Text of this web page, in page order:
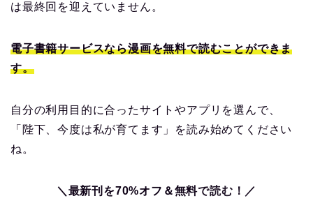
は最終回を迎えていません。
電子書籍サービスなら漫画を無料で読むことができま
す。
自分の利用目的に合ったサイトやアプリを選んで、
「陛下、今度は私が育てます」を読み始めてください
ね。
＼最新刊を70%オフ＆無料で読む！／